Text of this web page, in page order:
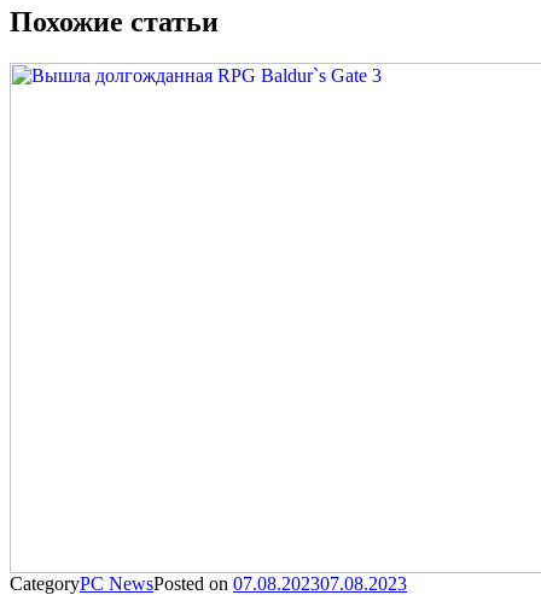
Похожие статьи
CategoryPC NewsPosted on 07.08.202307.08.2023